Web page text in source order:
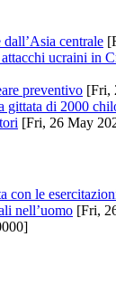
centrale
ucraini in
preventivo [Fri,
gittata di 2000
[Fri, 26 May
con le
nell’uomo [Fri,